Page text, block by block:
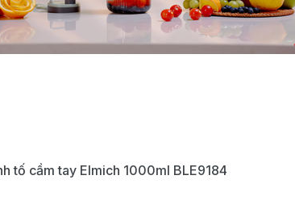
tố cầm tay Elmich 1000ml BLE9184